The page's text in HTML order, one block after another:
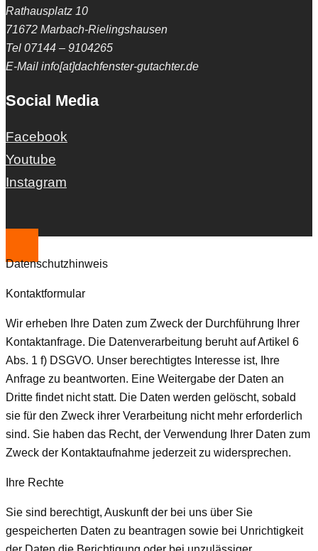
Rathausplatz 10
71672 Marbach-Rielingshausen
Tel 07144 – 9104265
E-Mail info[at]dachfenster-gutachter.de
Social Media
Facebook
Youtube
Instagram
Datenschutzhinweis
Kontaktformular
Wir erheben Ihre Daten zum Zweck der Durchführung Ihrer
Kontaktanfrage. Die Datenverarbeitung beruht auf Artikel 6
Abs. 1 f) DSGVO. Unser berechtigtes Interesse ist, Ihre
Anfrage zu beantworten. Eine Weitergabe der Daten an
Dritte findet nicht statt. Die Daten werden gelöscht, sobald
sie für den Zweck ihrer Verarbeitung nicht mehr erforderlich
sind. Sie haben das Recht, der Verwendung Ihrer Daten zum
Zweck der Kontaktaufnahme jederzeit zu widersprechen.
Ihre Rechte
Sie sind berechtigt, Auskunft der bei uns über Sie
gespeicherten Daten zu beantragen sowie bei Unrichtigkeit